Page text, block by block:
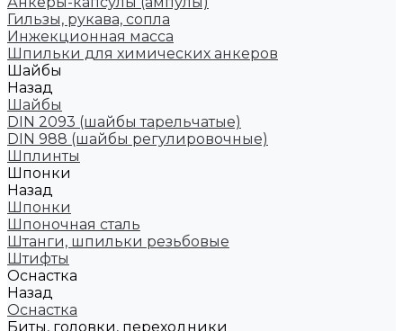
Гильзы, рукава, сопла
Инжекционная масса
Шпильки для химических анкеров
Шайбы
Назад
Шайбы
DIN 2093 (шайбы тарельчатые)
DIN 988 (шайбы регулировочные)
Шплинты
Шпонки
Назад
Шпонки
Шпоночная сталь
Штанги, шпильки резьбовые
Штифты
Оснастка
Назад
Оснастка
Биты, головки, переходники